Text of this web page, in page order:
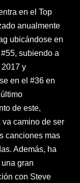
en el Top
anualmente
ubicándose en
subiendo a
2017 y
en el #36 en
de este,
va camino de ser
canciones mas
Además, ha
gran
con Steve